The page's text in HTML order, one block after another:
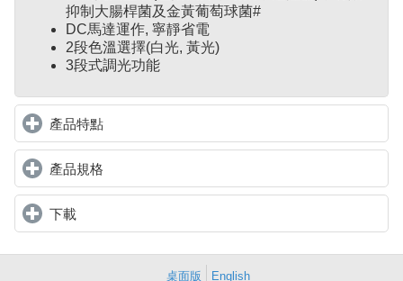
抑制大腸桿菌及金黃葡萄球菌#
DC馬達運作, 寧靜省電
2段色溫選擇(白光, 黃光)
3段式調光功能
產品特點click to expand contents
產品規格
下載click to expand contents
桌面版 English